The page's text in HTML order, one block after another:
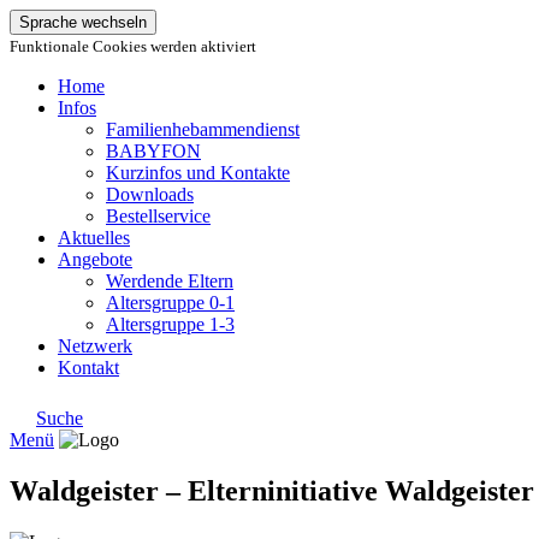
Sprache wechseln
Funktionale Cookies werden aktiviert
Home
Infos
Familienhebammendienst
BABYFON
Kurzinfos und Kontakte
Downloads
Bestellservice
Aktuelles
Angebote
Werdende Eltern
Altersgruppe 0-1
Altersgruppe 1-3
Netzwerk
Kontakt
Suche
Menü
Waldgeister – Elterninitiative Waldgeister